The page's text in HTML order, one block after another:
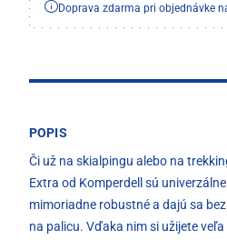
Doprava zdarma pri objednávke
POPIS
Či už na skialpingu alebo na
Extra od Komperdell sú
mimoriadne robustné a dajú sa
na palicu. Vďaka nim si užijete